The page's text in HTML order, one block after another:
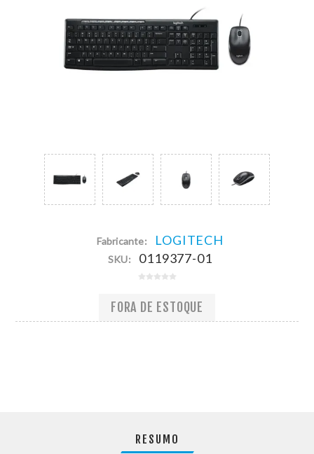
Fabricante: LOGITECH
SKU: 0119377-01
FORA DE ESTOQUE
RESUMO